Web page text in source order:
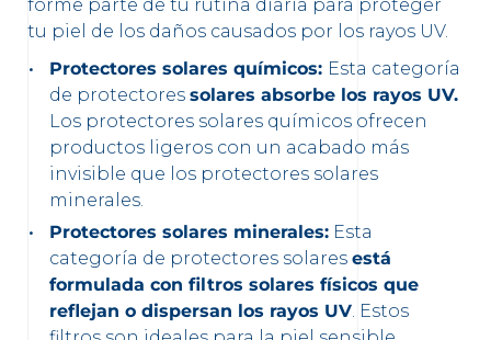
forme parte de tu rutina diaria para proteger
tu piel de los daños causados por los rayos UV.
Protectores solares químicos: Esta categoría
de protectores solares absorbe los rayos UV.
Los protectores solares químicos ofrecen
productos ligeros con un acabado más
invisible que los protectores solares
minerales.
Protectores solares minerales: Esta
categoría de protectores solares está
formulada con filtros solares físicos que
reflejan o dispersan los rayos UV. Estos